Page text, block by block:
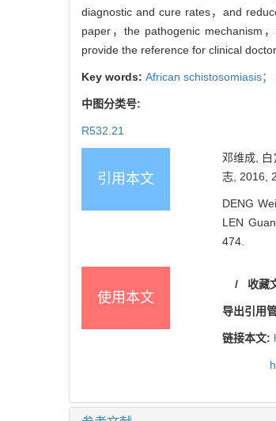
diagnostic and cure rates，and
paper，the pathogenic mechanism
provide the reference for clinical
Key words: African schistosomiasis
中图分类号:
R532.21
引用本文
邓维成,
志, 2016,
DENG
LEN
474.
使用本文
/ 收藏
导出引用
链接本文: